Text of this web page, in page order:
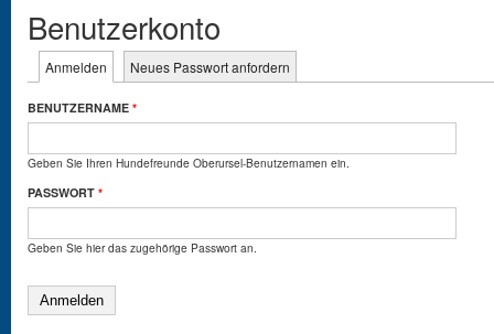
Benutzerkonto
Haupt-Reiter
Anmelden (aktiver Reiter)
Neues Passwort anfordern
BENUTZERNAME *
Geben Sie Ihren Hundefreunde Oberursel-Benutzernamen ein.
PASSWORT *
Geben Sie hier das zugehörige Passwort an.